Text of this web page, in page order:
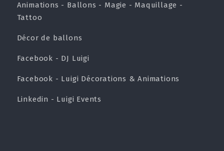
Animations - Ballons - Magie - Maquillage -
Tattoo
Décor de ballons
Facebook - DJ Luigi
Facebook - Luigi Décorations & Animations
Linkedin - Luigi Events